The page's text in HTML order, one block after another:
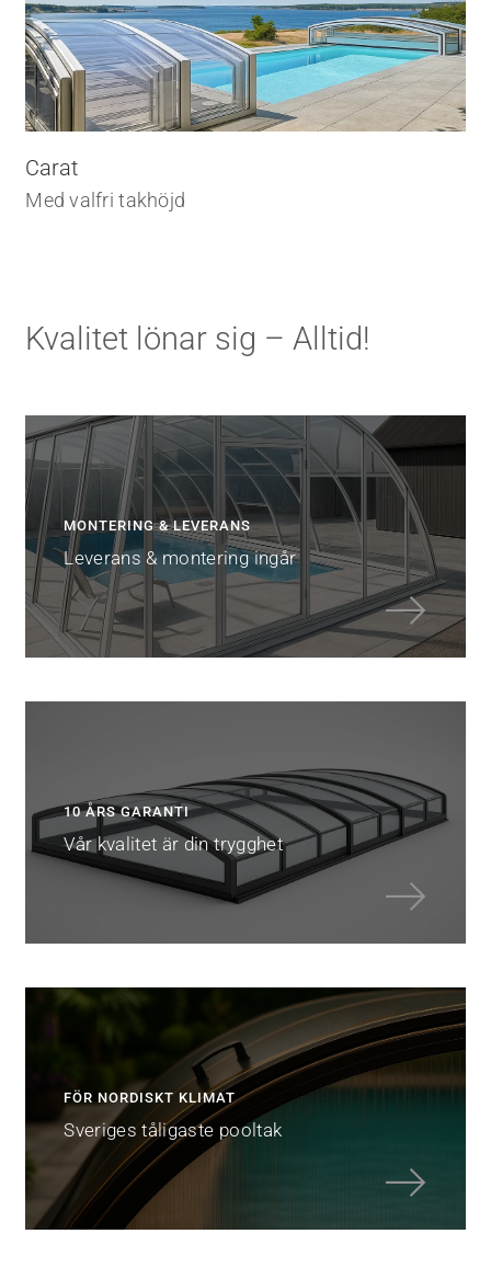
Carat
Med valfri takhöjd
Kvalitet lönar sig – Alltid!
MONTERING & LEVERANS
Leverans & montering ingår
10 ÅRS GARANTI
Vår kvalitet är din trygghet
FÖR NORDISKT KLIMAT
Sveriges tåligaste pooltak